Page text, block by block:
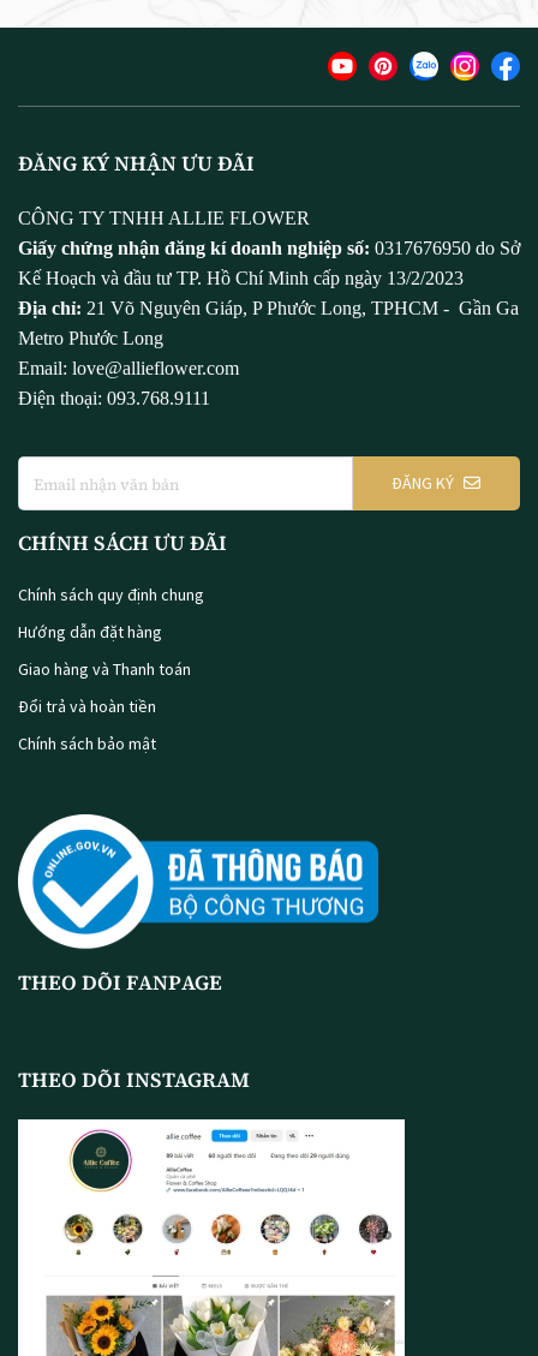
ĐĂNG KÝ NHẬN ƯU ĐÃI
CÔNG TY TNHH ALLIE FLOWER
Giấy chứng nhận đăng kí doanh nghiệp số: 0317676950 do Sở
Kế Hoạch và đầu tư TP. Hồ Chí Minh cấp ngày 13/2/2023
Địa chỉ: 21 Võ Nguyên Giáp, P Phước Long, TPHCM - Gần Ga
Metro Phước Long
Email: love@allieflower.com
Điện thoại: 093.768.9111
ĐĂNG KÝ
CHÍNH SÁCH ƯU ĐÃI
Chính sách quy định chung
Hướng dẫn đặt hàng
Giao hàng và Thanh toán
Đổi trả và hoàn tiền
Chính sách bảo mật
THEO DÕI FANPAGE
THEO DÕI INSTAGRAM